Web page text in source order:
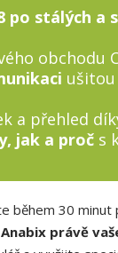
po stálých a
obchodu
a přehled
jak a pročs
během 30
Anabix právě